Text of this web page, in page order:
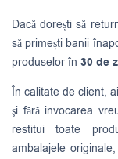
Dacă dorești să
să primești banii
produselor în 30 de
În calitate de client,
şi fără invocarea
restitui toate
ambalajele